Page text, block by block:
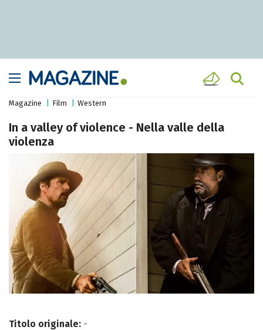
Magazine Film Western
In a valley of violence - Nella valle della
violenza
Titolo originale: -